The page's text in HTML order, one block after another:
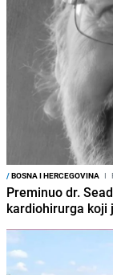
/BOSNA I HERCEGOVINA I
Preminuo dr.
kardiohirurga koji